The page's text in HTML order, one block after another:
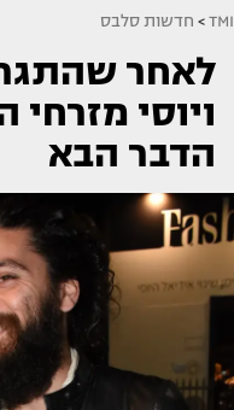
TMI
> חדשות סלבס
לאחר
ויוסי
הדבר הבא